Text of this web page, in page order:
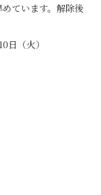
ています。解除後
日（火）